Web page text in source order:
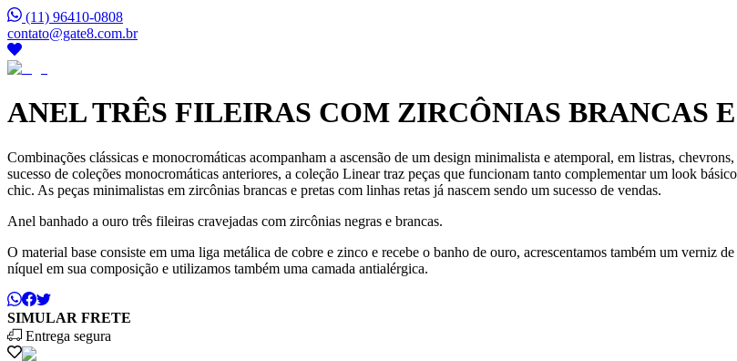
(11) 96410-0808
contato@gate8.com.br
ANEL TRÊS FILEIRAS COM ZIRCÔNIAS BRANCAS
Combinações clássicas e monocromáticas acompanham a ascensão de um design minimalista e atemporal, em listras,
sucesso de coleções monocromáticas anteriores, a coleção Linear traz peças que funcionam tanto complementar um look
chic. As peças minimalistas em zircônias brancas e pretas com linhas retas já nascem sendo um sucesso de vendas.
Anel banhado a ouro três fileiras cravejadas com zircônias negras e brancas.
O material base consiste em uma liga metálica de cobre e zinco e recebe o banho de ouro, acrescentamos também um verniz
níquel em sua composição e utilizamos também uma camada antialérgica.
SIMULAR FRETE
Entrega segura